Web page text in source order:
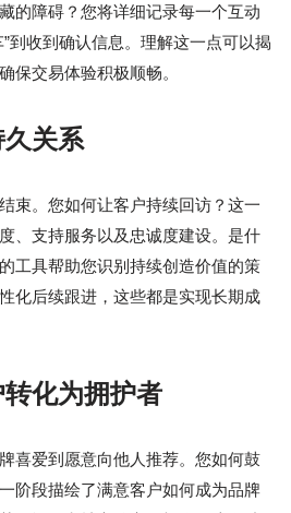
的障碍？您将详细记录每一个互动
到收到确认信息。理解这一点可以揭
保交易体验积极顺畅。
关系
束。您如何让客户持续回访？这一
、支持服务以及忠诚度建设。是什
工具帮助您识别持续创造价值的策
化后续跟进，这些都是实现长期成
化为拥护者
喜爱到愿意向他人推荐。您如何鼓
阶段描绘了满意客户如何成为品牌